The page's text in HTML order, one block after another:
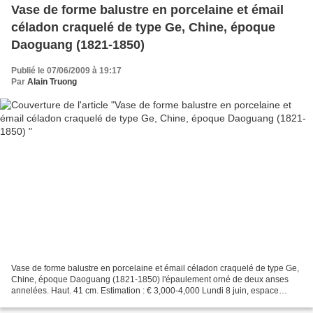
Vase de forme balustre en porcelaine et émail
céladon craquelé de type Ge, Chine, époque
Daoguang (1821-1850)
Publié le 07/06/2009 à 19:17
Par Alain Truong
Vase de forme balustre en porcelaine et émail céladon craquelé de type Ge,
Chine, époque Daoguang (1821-1850) l'épaulement orné de deux anses
annelées. Haut. 41 cm. Estimation : € 3,000-4,000 Lundi 8 juin, espace